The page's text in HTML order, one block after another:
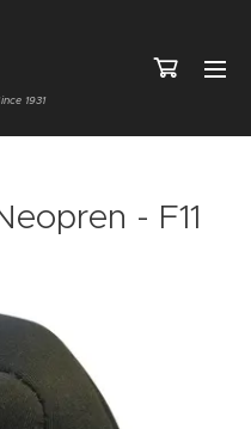
1931
- F11